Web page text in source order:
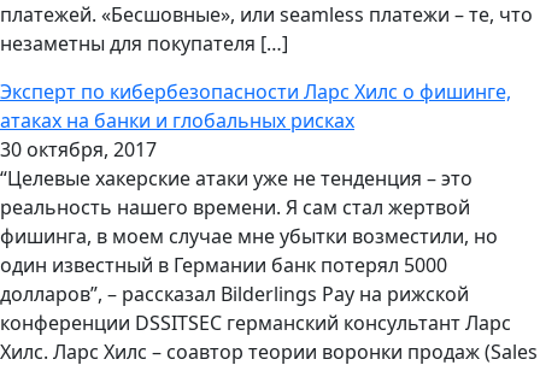
платежей. «Бесшовные», или seamless платежи – те, что
незаметны для покупателя […]
Эксперт по кибербезопасности Ларс Хилс о фишинге,
атаках на банки и глобальных рисках
30 октября, 2017
“Целевые хакерские атаки уже не тенденция – это
реальность нашего времени. Я сам стал жертвой
фишинга, в моем случае мне убытки возместили, но
один известный в Германии банк потерял 5000
долларов”, – рассказал Bilderlings Pay на рижской
конференции DSSITSEC германский консультант Ларс
Хилс. Ларс Хилс – соавтор теории воронки продаж (Sales